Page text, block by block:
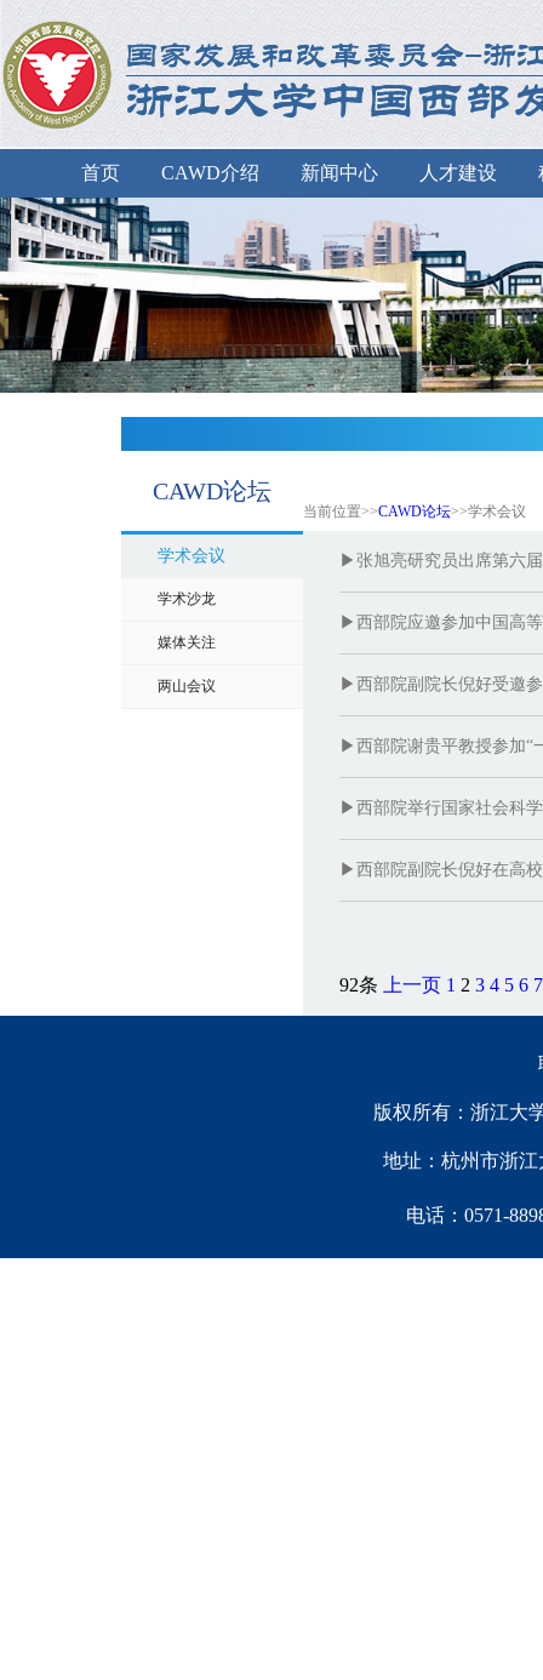
首页 CAWD介绍 新闻中心 人才建设
CAWD论坛
当前位置>>CAWD论坛>>学术会议
学术会议
学术沙龙
媒体关注
两山会议
▶张旭亮研究员出席第六
▶西部院应邀参加中国高
▶西部院副院长倪好受邀
▶西部院谢贵平教授参加“
▶西部院举行国家社会科
▶西部院副院长倪好在高
92条 上一页 1 2 3 4 5 6 7
版权所有：浙江大
地址：杭州市浙江
电话：0571-